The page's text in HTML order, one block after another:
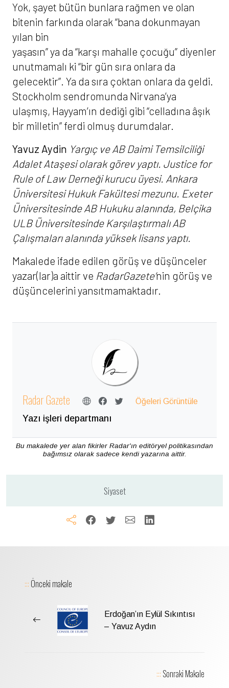
Yok, şayet bütün bunlara rağmen ve olan
bitenin farkında olarak “bana dokunmayan
yılan bin
yaşasın” ya da “karşı mahalle çocuğu” diyenler
unutmamalı ki “bir gün sıra onlara da
gelecektir”. Ya da sıra çoktan onlara da geldi.
Stockholm sendromunda Nirvana’ya
ulaşmış, Hayyam’ın dediği gibi “celladına âşık
bir milletin” ferdi olmuş durumdalar.
Yavuz Aydin Yargıç ve AB Daimi Temsilciliği
Adalet Ataşesi olarak görev yaptı. Justice for
Rule of Law Derneği kurucu üyesi. Ankara
Üniversitesi Hukuk Fakültesi mezunu. Exeter
Üniversitesinde AB Hukuku alanında, Belçika
ULB Üniversitesinde Karşılaştırmalı AB
Çalışmaları alanında yüksek lisans yaptı.
Makalede ifade edilen görüş ve düşünceler
yazar(lar)a aittir ve RadarGazete’nin görüş ve
düşüncelerini yansıtmamaktadır.
Radar Gazete Öğeleri Görüntüle
Yazı işleri departmanı
Bu makalede yer alan fikirler Radar'ın editöryel politikasından
bağımsız olarak sadece kendi yazarına aittir.
Siyaset
::: Önceki makale
Erdoğan’ın Eylül Sıkıntısı
– Yavuz Aydın
::: Sonraki Makale